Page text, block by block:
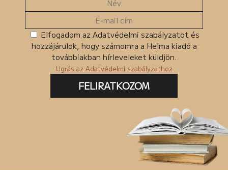
Elfogadom az Adatvédelmi szabályzatot és
hozzájárulok, hogy számomra a Helma kiadó a
továbbiakban hírleveleket küldjön.
Ugrás az Adatvédelmi szabályzathoz
FELIRATKOZOM